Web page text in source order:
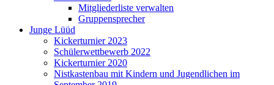
Mitgliederliste verwalten
Gruppensprecher
Junge Lüüd
Kickerturnier 2023
Schülerwettbewerb 2022
Kickerturnier 2020
Nistkastenbau mit Kindern und Jugendlichen im